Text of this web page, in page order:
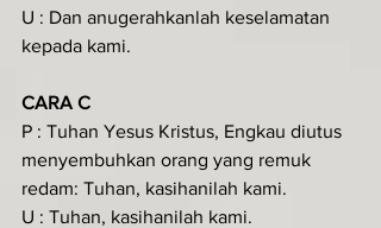
U : Dan anugerahkanlah keselamatan
kepada kami.
CARA C
P : Tuhan Yesus Kristus, Engkau diutus
menyembuhkan orang yang remuk
redam: Tuhan, kasihanilah kami.
U : Tuhan, kasihanilah kami.